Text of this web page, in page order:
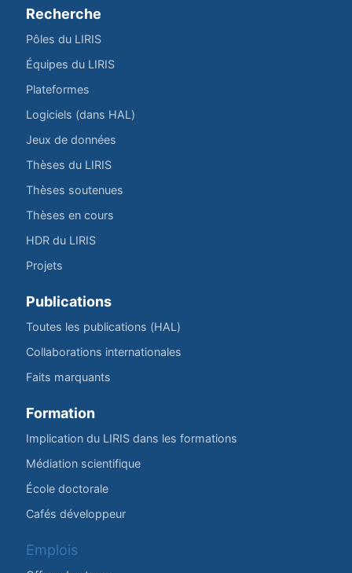
Recherche
Pôles du LIRIS
Équipes du LIRIS
Plateformes
Logiciels (dans HAL)
Jeux de données
Thèses du LIRIS
Thèses soutenues
Thèses en cours
HDR du LIRIS
Projets
Publications
Toutes les publications (HAL)
Collaborations internationales
Faits marquants
Formation
Implication du LIRIS dans les formations
Médiation scientifique
École doctorale
Cafés développeur
Emplois